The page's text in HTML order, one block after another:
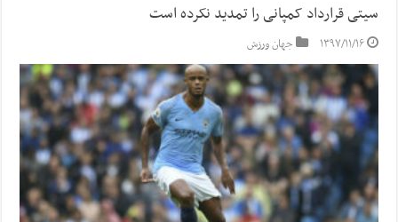
سیتی قرارداد کمپانی را تمدید نکرده است
۱۳۹۷/۱۱/۱۶ جهان ورزش